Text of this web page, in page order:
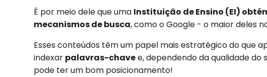
É por meio dele que uma Instituição de Ensino (EI)
mecanismos de busca, como o Google - o maior deles
Esses conteúdos têm um papel mais estratégico do que
indexar palavras-chavee, dependendo da qualidade
pode ter um bom posicionamento!